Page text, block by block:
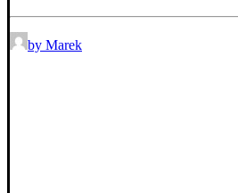
by Marek